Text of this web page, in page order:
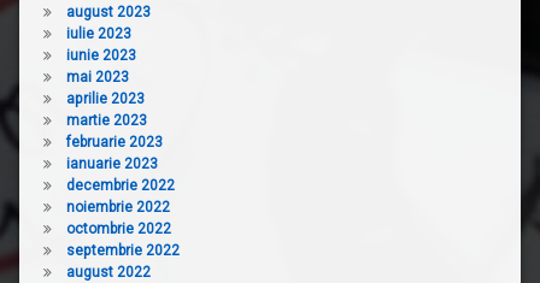
august 2023
iulie 2023
iunie 2023
mai 2023
aprilie 2023
martie 2023
februarie 2023
ianuarie 2023
decembrie 2022
noiembrie 2022
octombrie 2022
septembrie 2022
august 2022